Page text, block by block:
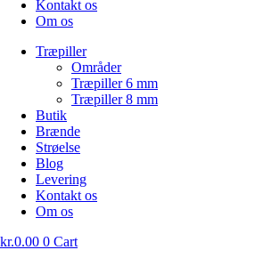
Kontakt os
Om os
Træpiller
Områder
Træpiller 6 mm
Træpiller 8 mm
Butik
Brænde
Strøelse
Blog
Levering
Kontakt os
Om os
kr.0.00 0 Cart